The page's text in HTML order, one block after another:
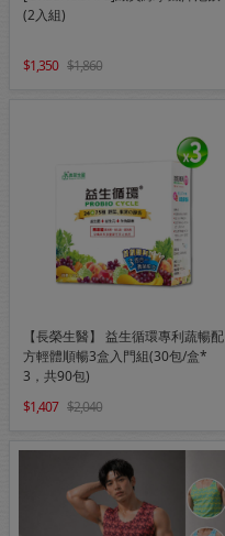
(2入組)
1,350 1,860
【長榮生醫】 益生循環專利蔬暢配
方輕體順暢3盒入門組(30包/盒*
3，共90包)
1,407
2,040